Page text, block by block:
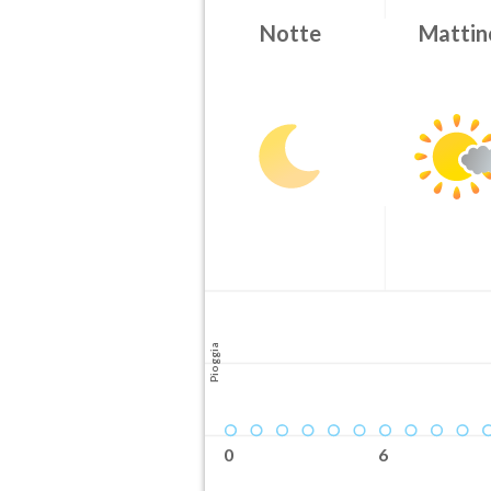
Attendibilità
Orario inizio
08-07T
Notte
Pioggia
0 6